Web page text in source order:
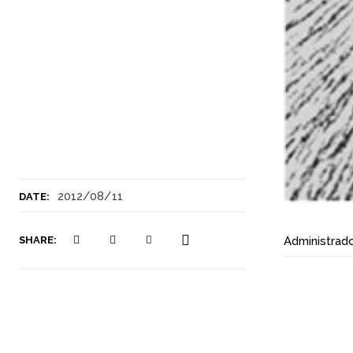
DATE: 2012/08/11
SHARE: